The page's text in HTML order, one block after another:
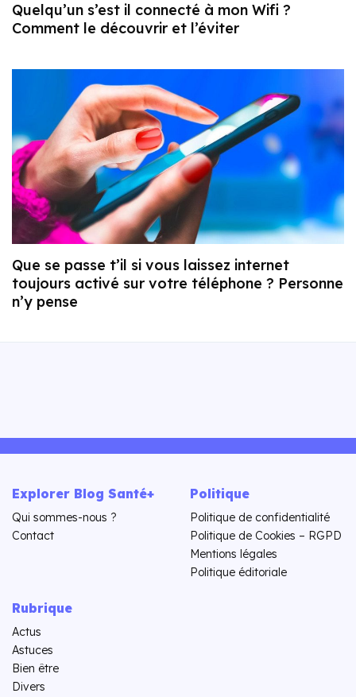
Quelqu’un s’est il connecté à mon Wifi ?
Comment le découvrir et l’éviter
Que se passe t’il si vous laissez internet
toujours activé sur votre téléphone ? Personne
n’y pense
Explorer Blog Santé+
Qui sommes-nous ?
Contact
Politique
Politique de confidentialité
Politique de Cookies – RGPD
Mentions légales
Politique éditoriale
Rubrique
Actus
Astuces
Bien être
Divers